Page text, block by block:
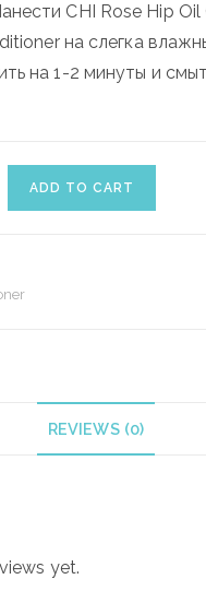
CHI Rose Hip
на слегка
на 1-2 минуты и
ADD TO CART
REVIEWS (0)
yet.